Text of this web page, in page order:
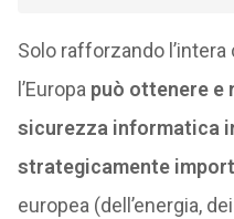
Solo rafforzando
l’Europa può ottenere e
sicurezza informatica
strategicamente
europea (dell’energia,